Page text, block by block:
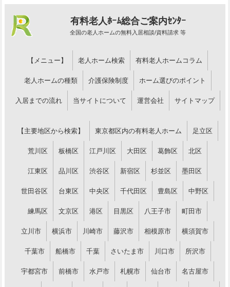
有料老人ﾎｰﾑ総合ご案内ｾﾝﾀｰ
全国の老人ホームの無料入居相談/資料請求 等
【メニュー】 老人ホーム検索 有料老人ホームコラム
老人ホームの種類 介護保険制度 ホーム選びのポイント
入居までの流れ 当サイトについて 運営会社 サイトマップ
【主要地区から検索】 東京都区内の有料老人ホーム 足立区
荒川区 板橋区 江戸川区 大田区 葛飾区 北区
江東区 品川区 渋谷区 新宿区 杉並区 墨田区
世田谷区 台東区 中央区 千代田区 豊島区 中野区
練馬区 文京区 港区 目黒区 八王子市 町田市
立川市 横浜市 川崎市 藤沢市 相模原市 横須賀市
千葉市 船橋市 千葉 さいたま市 川口市 所沢市
宇都宮市 前橋市 水戸市 札幌市 仙台市 名古屋市